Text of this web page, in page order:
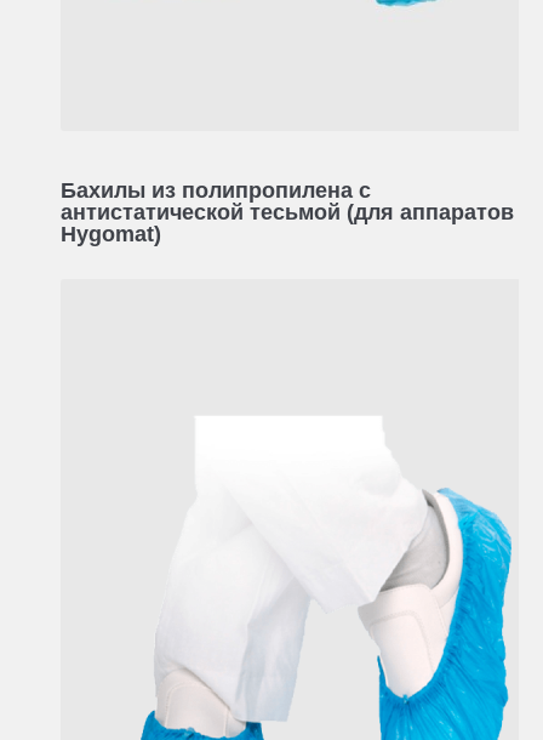
Бахилы из полипропилена с
антистатической тесьмой (для аппаратов
Hygomat)